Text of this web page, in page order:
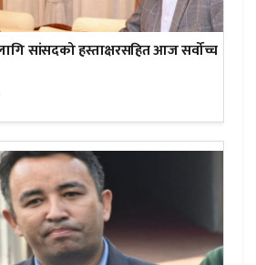
सांसदको हस्ताक्षरसहित आज सर्वोच्च